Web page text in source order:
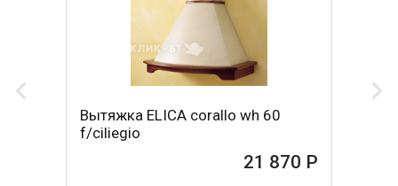
Вытяжка ELICA corallo wh 60
f/ciliegio
21 870 Р